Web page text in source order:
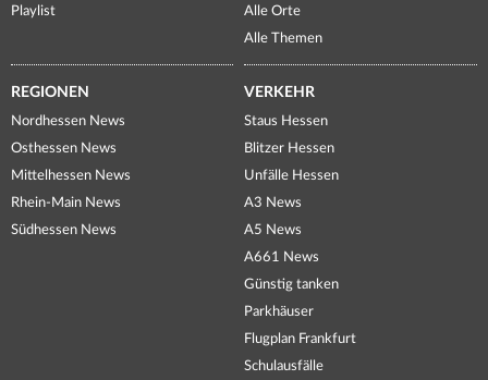
Playlist
Alle Orte
Alle Themen
REGIONEN
Nordhessen News
Osthessen News
Mittelhessen News
Rhein-Main News
Südhessen News
VERKEHR
Staus Hessen
Blitzer Hessen
Unfälle Hessen
A3 News
A5 News
A661 News
Günstig tanken
Parkhäuser
Flugplan Frankfurt
Schulausfälle